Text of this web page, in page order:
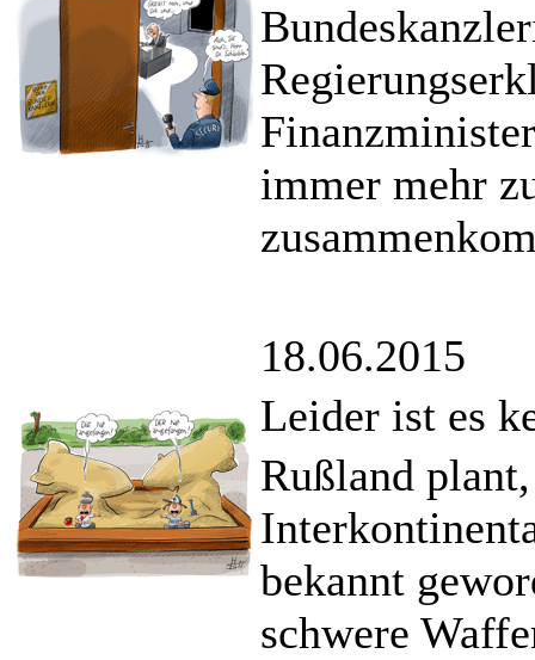
immer mehr
18.06.2015
Leider ist es
Rußland
bekannt
schwere